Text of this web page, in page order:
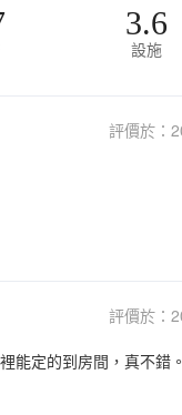
3.6
設施
評價於：
評價於：
能定的到房間，真不錯。